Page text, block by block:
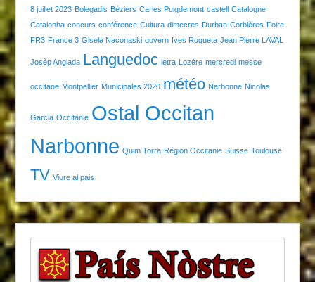
8 juillet 2023 Bolegadis Béziers Carles Puigdemont castell
Catalogne
Catalonha concurs conférence Cultura dimecres Durban-Corbières Foire
FR3 France 3 Gisela Naconaski govern Ives Roqueta Jean Pierre LAVAL
Josèp Anglada Languedoc letra Lozère mercredi messe
occitane Montpellier Municipales 2020 météo Narbonne Nicolas
Garcia Occitanie Ostal Occitan
Narbonne Quim Torra Région Occitanie Suisse Toulouse
TV Viure al pais